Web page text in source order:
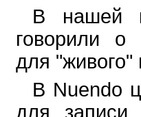
В нашей
говорили о
для "живого"
В Nuendo
для